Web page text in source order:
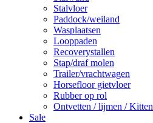
Stalvloer
Paddock/weiland
Wasplaatsen
Looppaden
Recoverystallen
Stap/draf molen
Trailer/vrachtwagen
Horsefloor gietvloer
Rubber op rol
Ontvetten / lijmen / Kitten
Sale